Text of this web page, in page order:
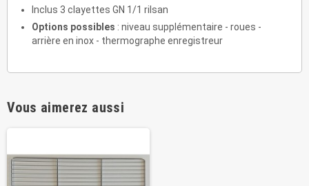
Inclus 3 clayettes GN 1/1 rilsan
Options possibles : niveau supplémentaire - roues -
arrière en inox - thermographe enregistreur
Vous aimerez aussi